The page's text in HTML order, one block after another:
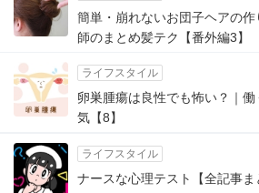
簡単・崩れないお団子ヘアの
師のまとめ髪テク【番外編3】
ライフスタイル
卵巣腫瘍は良性でも怖い？｜
気【8】
ライフスタイル
ナースな心理テスト【全記事ま